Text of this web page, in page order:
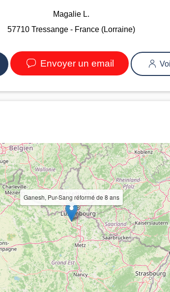
Magalie L.
57710 Tressange - France (Lorraine)
Envoyer un email
Ganesh, Pur-Sang réformé de 8 ans